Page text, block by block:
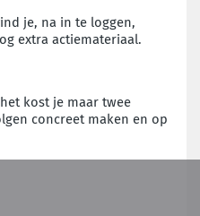
je, na in te loggen,
extra actiemateriaal.
kost je maar twee
concreet maken en op